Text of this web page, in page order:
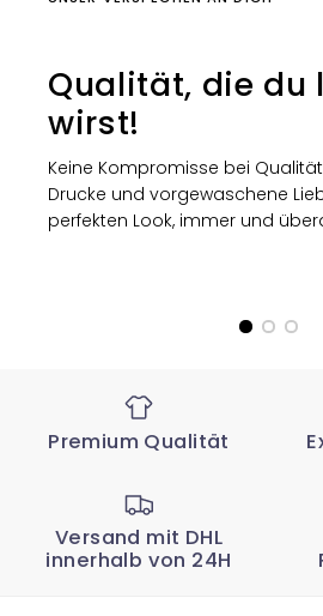
Qualität, die du
wirst!
Keine Kompromisse bei
Drucke und vorgewaschene
perfekten Look, immer und
Premium Qualität
Versand mit DHL
innerhalb von 24H